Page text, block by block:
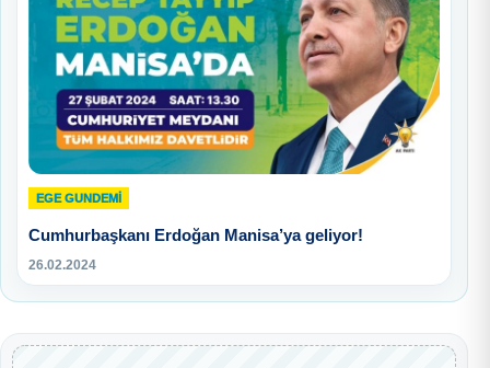
EGE GUNDEMİ
Cumhurbaşkanı Erdoğan Manisa’ya geliyor!
26.02.2024